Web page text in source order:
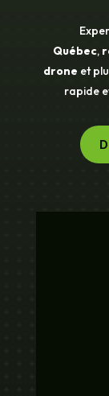
Québec,
drone et
rapide